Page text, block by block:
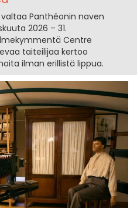
Panthéonin naven
2026 – 31.
Centre
taiteilijaa kertoo
ilman erillistä lippua.